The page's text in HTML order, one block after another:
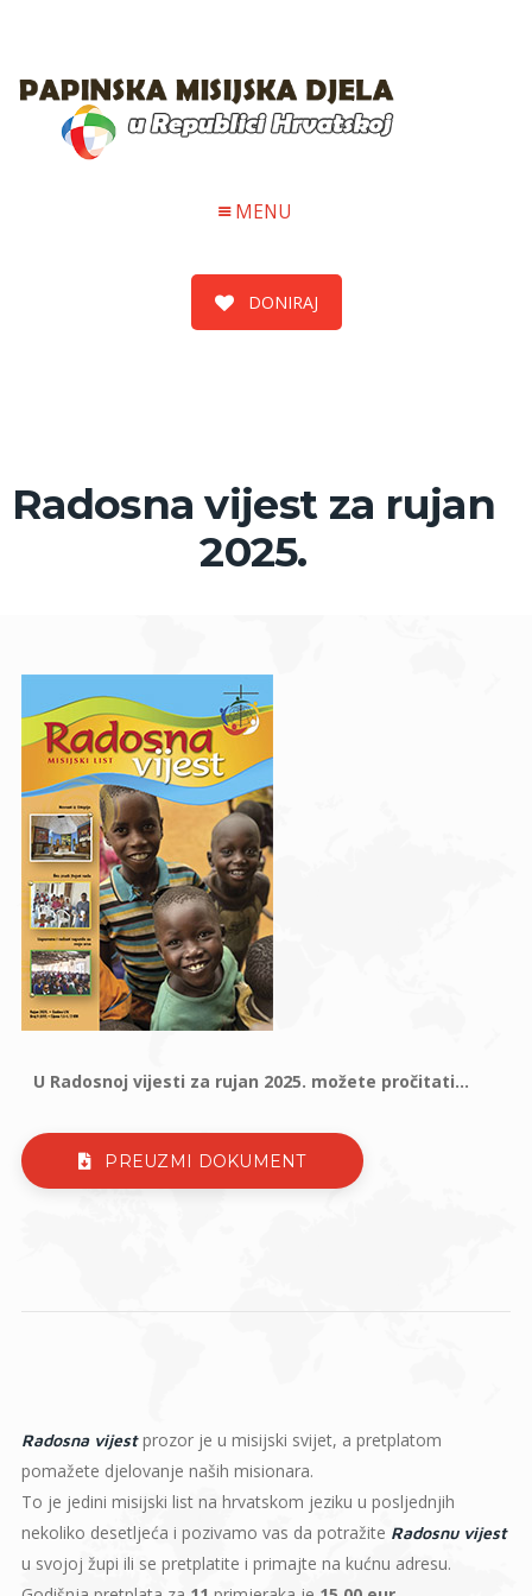
MENU
DONIRAJ
Radosna vijest za rujan
2025.
U Radosnoj vijesti za rujan 2025. možete pročitati...
PREUZMI DOKUMENT
Radosna vijestprozor je u misijski svijet, a pretplatom
pomažete djelovanje naših misionara.
To je jedini misijski list na hrvatskom jeziku u posljednjih
nekoliko desetljeća i pozivamo vas da potražite Radosnu vijest
u svojoj župi ili se pretplatite i primajte na kućnu adresu.